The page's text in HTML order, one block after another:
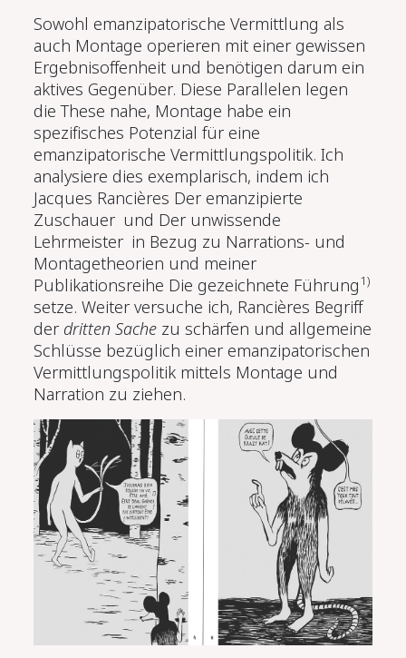
Sowohl emanzipatorische Vermittlung als
auch Montage operieren mit einer gewissen
Ergebnisoffenheit und benötigen darum ein
aktives Gegenüber. Diese Parallelen legen
die These nahe, Montage habe ein
spezifisches Potenzial für eine
emanzipatorische Vermittlungspolitik. Ich
analysiere dies exemplarisch, indem ich
Jacques Rancières Der emanzipierte
Zuschauer und Der unwissende
Lehrmeister in Bezug zu Narrations- und
Montagetheorien und meiner
Publikationsreihe Die gezeichnete Führung1)
setze. Weiter versuche ich, Rancières Begriff
der dritten Sache zu schärfen und allgemeine
Schlüsse bezüglich einer emanzipatorischen
Vermittlungspolitik mittels Montage und
Narration zu ziehen.